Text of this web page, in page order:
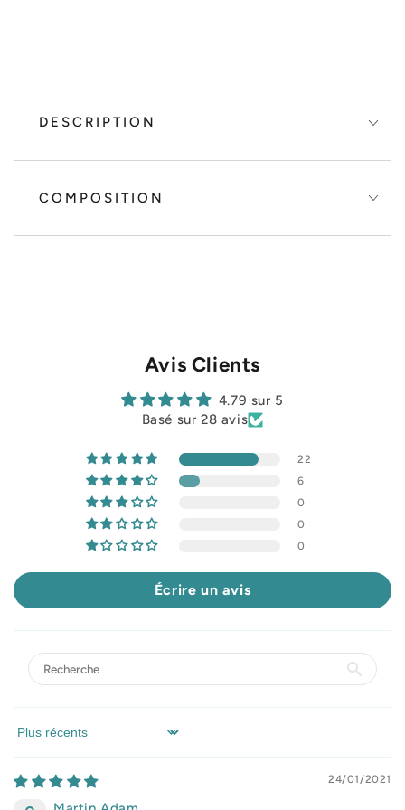
DESCRIPTION
COMPOSITION
Avis Clients
4.79 sur 5
Basé sur 28 avis
22
6
0
0
0
Écrire un avis
Sort by
24/01/2021